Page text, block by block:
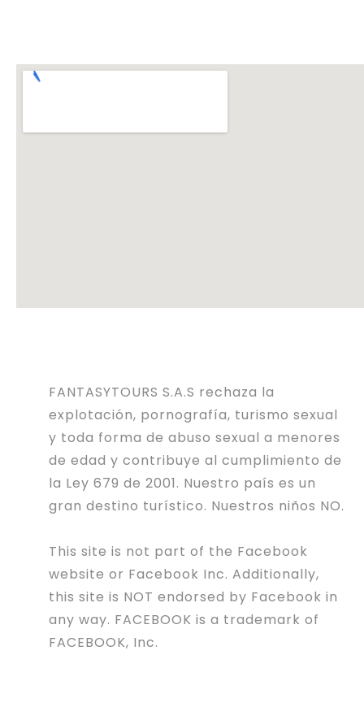
FANTASYTOURS S.A.S rechaza la
explotación, pornografía, turismo sexual
y toda forma de abuso sexual a menores
de edad y contribuye al cumplimiento de
la Ley 679 de 2001. Nuestro país es un
gran destino turístico. Nuestros niños NO.
This site is not part of the Facebook
website or Facebook Inc. Additionally,
this site is NOT endorsed by Facebook in
any way. FACEBOOK is a trademark of
FACEBOOK, Inc.